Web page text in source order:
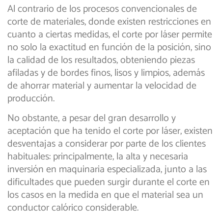
Al contrario de los procesos convencionales de
corte de materiales, donde existen restricciones en
cuanto a ciertas medidas, el corte por láser permite
no solo la exactitud en función de la posición, sino
la calidad de los resultados, obteniendo piezas
afiladas y de bordes finos, lisos y limpios, además
de ahorrar material y aumentar la velocidad de
producción.
No obstante, a pesar del gran desarrollo y
aceptación que ha tenido el corte por láser, existen
desventajas a considerar por parte de los clientes
habituales: principalmente, la alta y necesaria
inversión en maquinaria especializada, junto a las
dificultades que pueden surgir durante el corte en
los casos en la medida en que el material sea un
conductor calórico considerable.